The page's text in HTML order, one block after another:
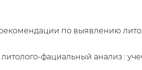
по выявлению
фациальный анализ :